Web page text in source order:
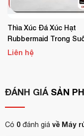
Thìa Xúc Đá Xúc Hạt
Rubbermaid Trong
Nhỏ FG288200
Liên hệ
ĐÁNH GIÁ SẢN
Có 0 đánh giá về Máy